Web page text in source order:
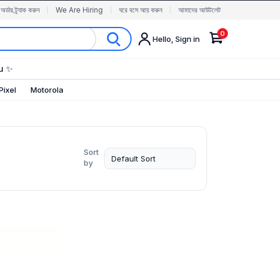
অর্ডার ট্র্যাক করুন We Are Hiring ঘরে বসে আয় করুন আমাদের আউটলেট
Hello, Sign in
0
✨
Motorola
Sort
by